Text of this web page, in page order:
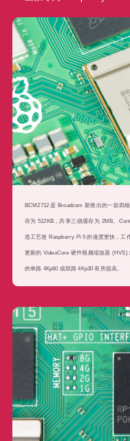
BCM2712 是 Broadcom 新推出的一款四
存为 512KB，共享三级缓存为 2MB。
造工艺使 Raspberry Pi 5 的速度更快，工
RP1 是专为 Raspberry Pi 5 设计的 I/O 控